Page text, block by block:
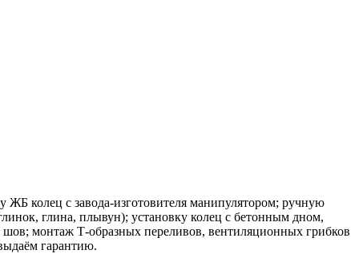
колец с завода-изготовителя манипулятором; ручную
глина, плывун); установку колец с бетонным дном,
монтаж Т-образных переливов, вентиляционных грибков
гарантию.